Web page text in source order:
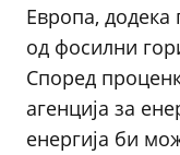
Европа, додека
од фосилни
Според
агенција за
енергија би